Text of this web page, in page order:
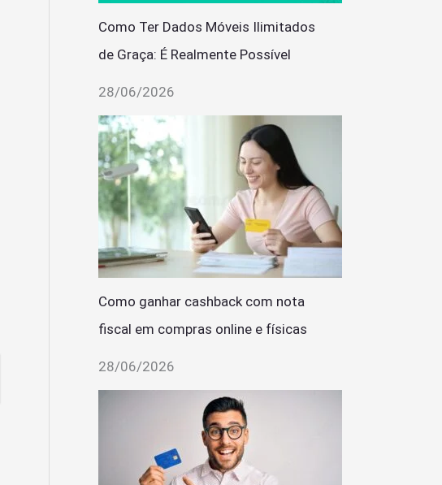
Como Ter Dados Móveis Ilimitados
de Graça: É Realmente Possível
28/06/2026
Como ganhar cashback com nota
fiscal em compras online e físicas
28/06/2026